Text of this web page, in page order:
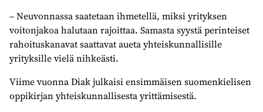
– Neuvonnassa saatetaan ihmetellä, miksi yrityksen
voitonjakoa halutaan rajoittaa. Samasta syystä perinteiset
rahoituskanavat saattavat aueta yhteiskunnallisille
yrityksille vielä nihkeästi.
Viime vuonna Diak julkaisi ensimmäisen suomenkielisen
oppikirjan yhteiskunnallisesta yrittämisestä.